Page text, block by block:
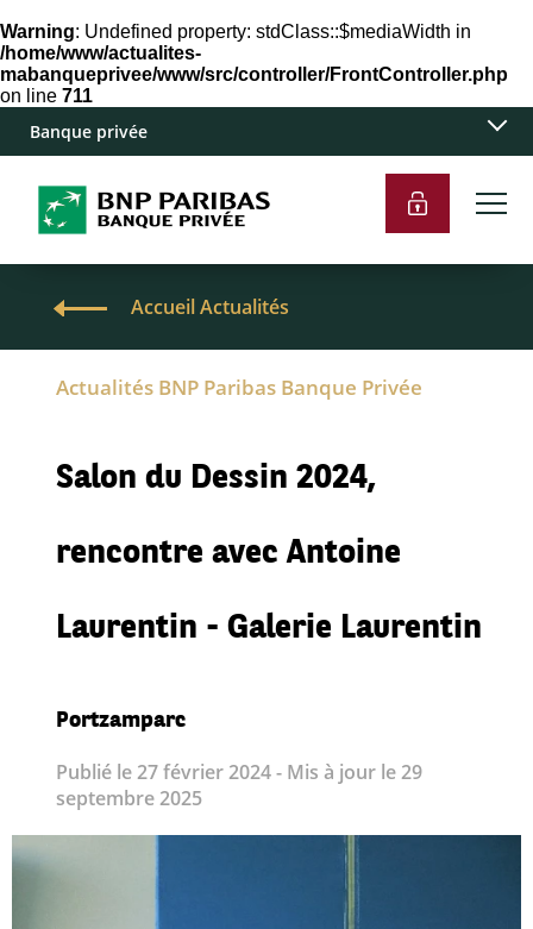
Warning: Undefined property: stdClass::$mediaWidth in
/home/www/actualites-
mabanqueprivee/www/src/controller/FrontController.php
on line 711
Banque privée
Accueil Actualités
Actualités BNP Paribas Banque Privée
Salon du Dessin 2024,
rencontre avec Antoine
Laurentin - Galerie Laurentin
Portzamparc
Publié le 27 février 2024 - Mis à jour le 29
septembre 2025